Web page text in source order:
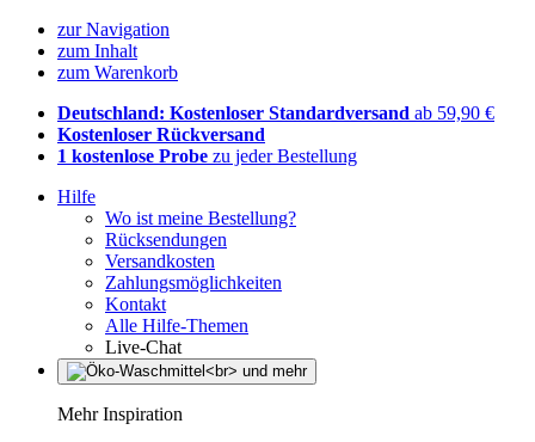
zur Navigation
zum Inhalt
zum Warenkorb
Deutschland: Kostenloser Standardversand ab 59,90 €
Kostenloser Rückversand
1 kostenlose Probe zu jeder Bestellung
Hilfe
Wo ist meine Bestellung?
Rücksendungen
Versandkosten
Zahlungsmöglichkeiten
Kontakt
Alle Hilfe-Themen
Live-Chat
Mehr Inspiration